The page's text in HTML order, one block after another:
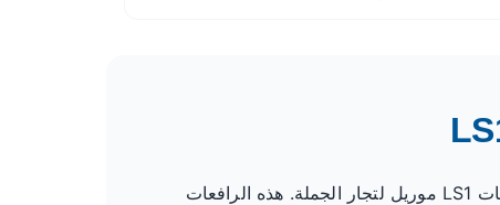
إذا كنت ترغب في شراء رافعات الصمامات بكميات كبيرة وبأسعار مناسبة، فإن شركة توبو توفر أيضًا رافعات صمامات LS1 موريل لتجار الجملة. هذه الرافعات